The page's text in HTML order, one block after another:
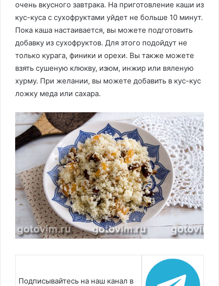
очень вкусного завтрака. На приготовление каши из
кус-куса с сухофруктами уйдет не больше 10 минут.
Пока каша настаивается, вы можете подготовить
добавку из сухофруктов. Для этого подойдут не
только курага, финики и орехи. Вы также можете
взять сушеную клюкву, изюм, инжир или вяленую
хурму. При желании, вы можете добавить в кус-кус
ложку меда или сахара.
Подписывайтесь на наш канал в